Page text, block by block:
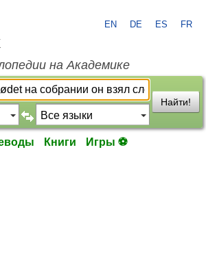
EN DE ES FR
на Академике
Найти!
Книги Игры ⚽